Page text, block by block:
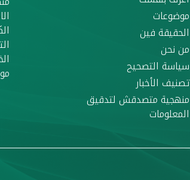
موضوعات
الحقيقة فين
من نحن
سياسة التصحيح
تصنيف الأخبار
منهجية متصدقش لتدقيق
المعلومات